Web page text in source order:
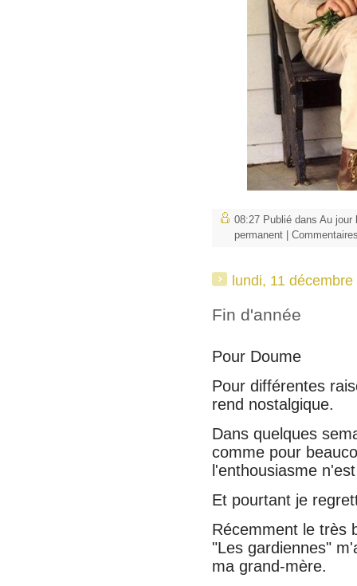
08:27 Publié dans Au jour
permanent
lundi, 11 décembre
Fin d'année
Pour Doume
Pour différentes
rend nostalgique.
Dans quelques
comme pour
l'enthousiasme
Et pourtant je
Récemment le très
"Les gardiennes"
ma grand-mère.